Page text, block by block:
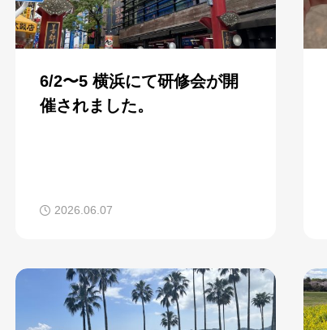
6/2〜5 横浜にて研修会が開
催されました。
2026.06.07